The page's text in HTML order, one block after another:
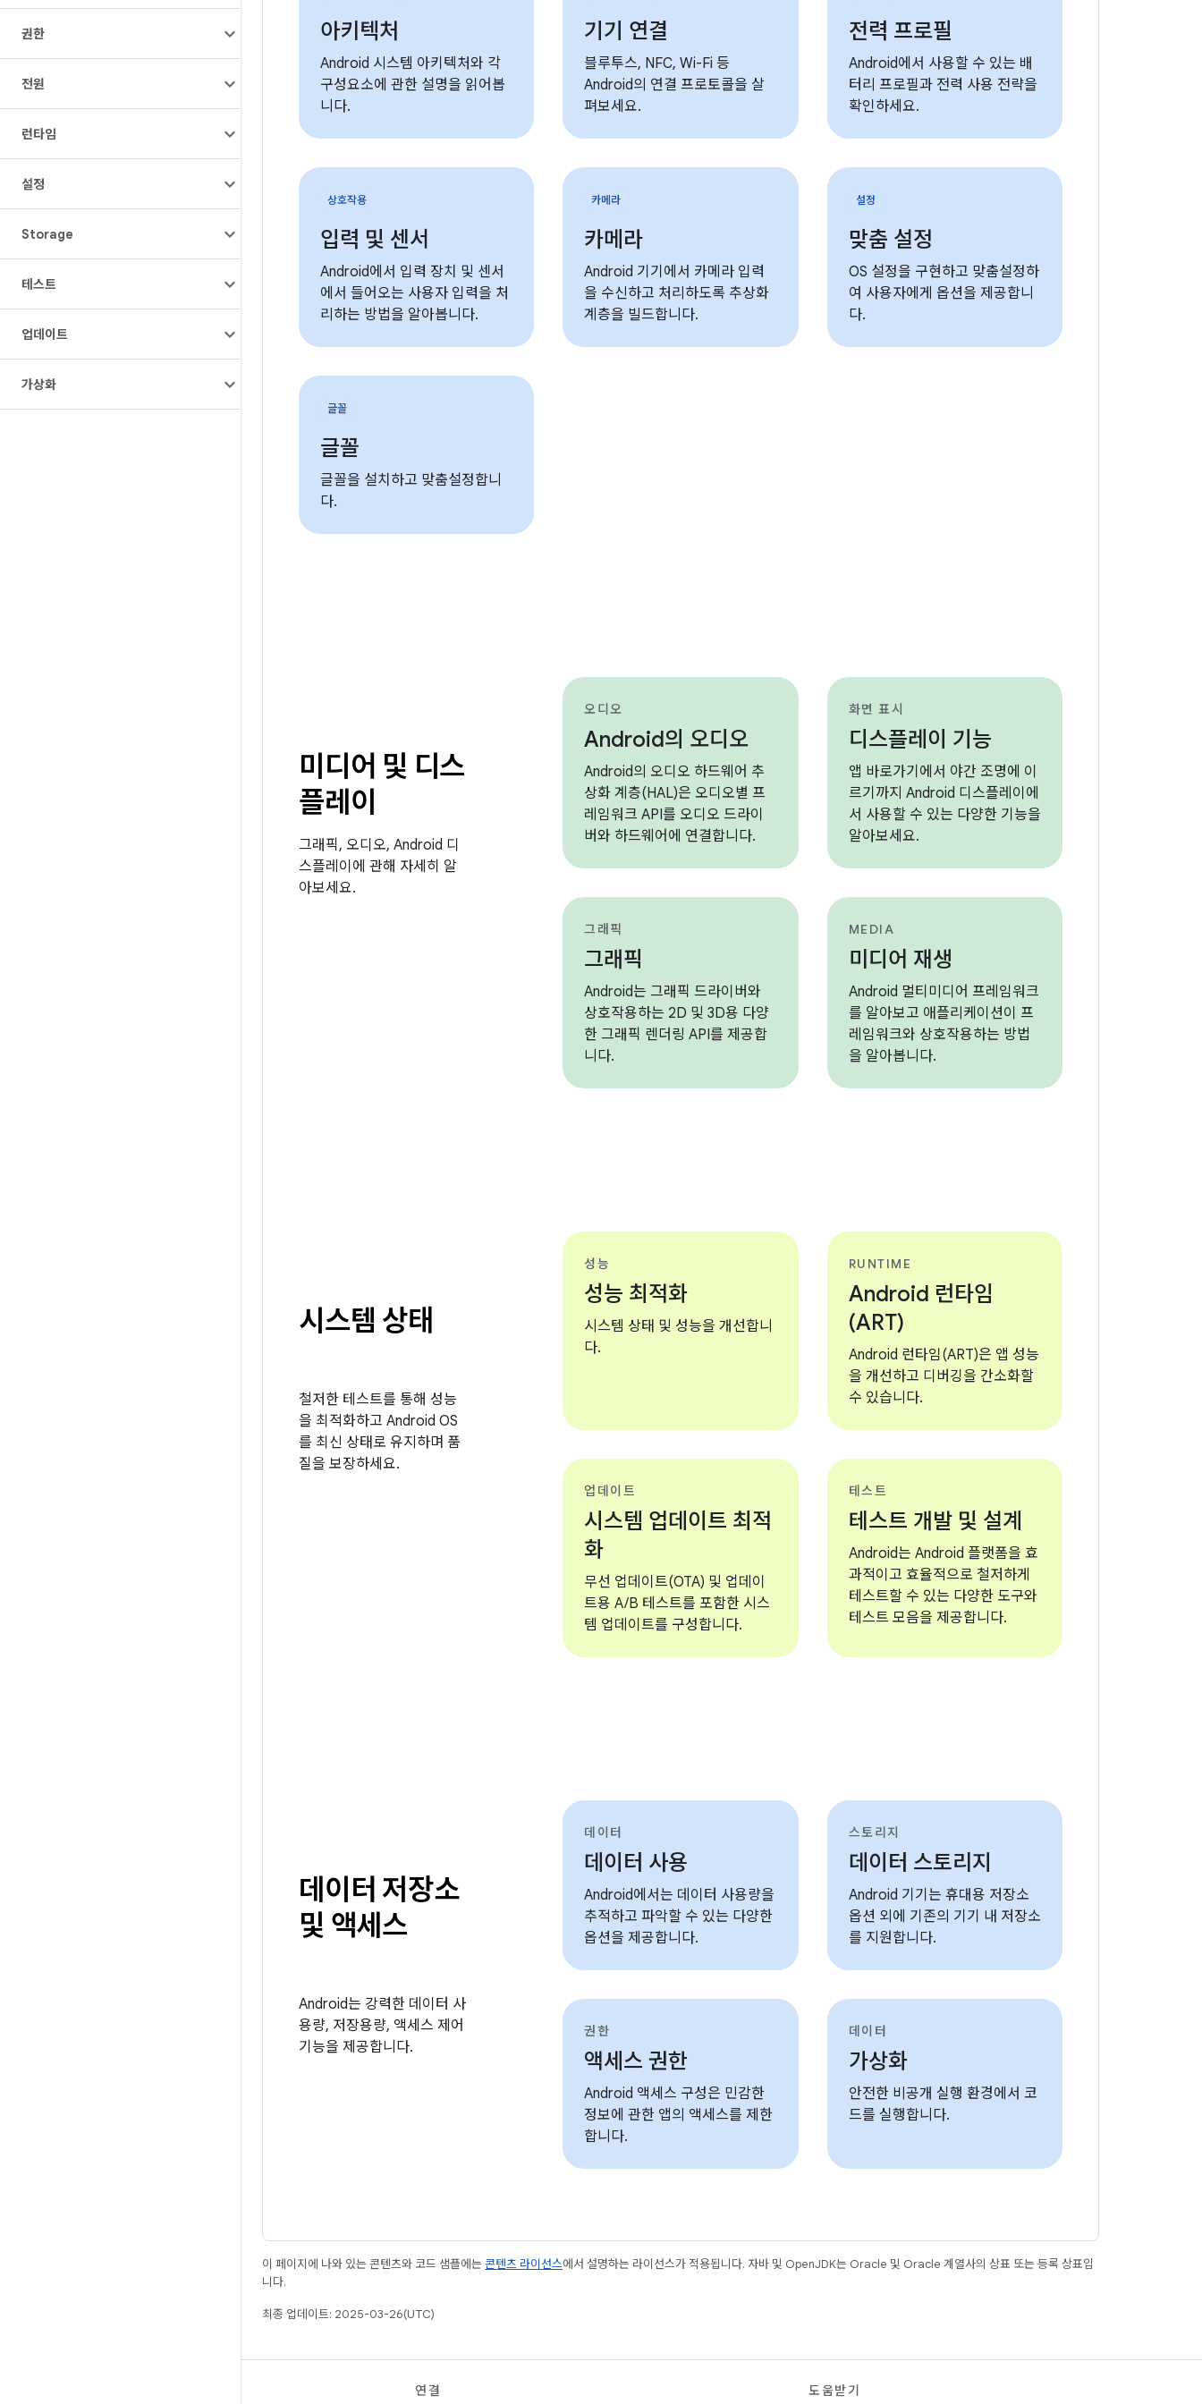
권한
전원
런타임
설정
Storage
테스트
업데이트
가상화
아키텍처
Android 시스템 아키텍처와 각
구성요소에 관한 설명을 읽어봅
니다.
기기 연결
블루투스, NFC, Wi-Fi 등
Android의 연결 프로토콜을 살
펴보세요.
전력 프로필
Android에서 사용할 수 있는 배
터리 프로필과 전력 사용 전략을
확인하세요.
상호작용
입력 및 센서
Android에서 입력 장치 및 센서
에서 들어오는 사용자 입력을 처
리하는 방법을 알아봅니다.
카메라
카메라
Android 기기에서 카메라 입력
을 수신하고 처리하도록 추상화
계층을 빌드합니다.
설정
맞춤 설정
OS 설정을 구현하고 맞춤설정하
여 사용자에게 옵션을 제공합니
다.
글꼴
글꼴
글꼴을 설치하고 맞춤설정합니
다.
미디어 및 디스
플레이
그래픽, 오디오, Android 디
스플레이에 관해 자세히 알
아보세요.
오디오
Android의 오디오
Android의 오디오 하드웨어 추
상화 계층(HAL)은 오디오별 프
레임워크 API를 오디오 드라이
버와 하드웨어에 연결합니다.
화면 표시
디스플레이 기능
앱 바로가기에서 야간 조명에 이
르기까지 Android 디스플레이에
서 사용할 수 있는 다양한 기능을
알아보세요.
그래픽
그래픽
Android는 그래픽 드라이버와
상호작용하는 2D 및 3D용 다양
한 그래픽 렌더링 API를 제공합
니다.
MEDIA
미디어 재생
Android 멀티미디어 프레임워크
를 알아보고 애플리케이션이 프
레임워크와 상호작용하는 방법
을 알아봅니다.
시스템 상태
철저한 테스트를 통해 성능
을 최적화하고 Android OS
를 최신 상태로 유지하며 품
질을 보장하세요.
성능
성능 최적화
시스템 상태 및 성능을 개선합니
다.
RUNTIME
Android 런타임
(ART)
Android 런타임(ART)은 앱 성능
을 개선하고 디버깅을 간소화할
수 있습니다.
업데이트
시스템 업데이트 최적
화
무선 업데이트(OTA) 및 업데이
트용 A/B 테스트를 포함한 시스
템 업데이트를 구성합니다.
테스트
테스트 개발 및 설계
Android는 Android 플랫폼을 효
과적이고 효율적으로 철저하게
테스트할 수 있는 다양한 도구와
테스트 모음을 제공합니다.
데이터 저장소
및 액세스
Android는 강력한 데이터 사
용량, 저장용량, 액세스 제어
기능을 제공합니다.
데이터
데이터 사용
Android에서는 데이터 사용량을
추적하고 파악할 수 있는 다양한
옵션을 제공합니다.
스토리지
데이터 스토리지
Android 기기는 휴대용 저장소
옵션 외에 기존의 기기 내 저장소
를 지원합니다.
권한
액세스 권한
Android 액세스 구성은 민감한
정보에 관한 앱의 액세스를 제한
합니다.
데이터
가상화
안전한 비공개 실행 환경에서 코
드를 실행합니다.
이 페이지에 나와 있는 콘텐츠와 코드 샘플에는 콘텐츠 라이선스에서 설명하는 라이선스가 적용됩니다. 자바 및 OpenJDK는 Oracle 및 Oracle 계열사의 상표 또는 등록 상표입
니다.
최종 업데이트: 2025-03-26(UTC)
연결 도움받기